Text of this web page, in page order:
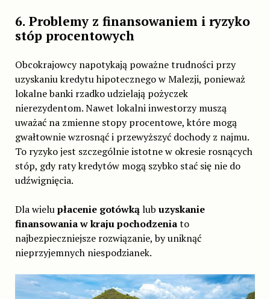
6. Problemy z finansowaniem i ryzyko
stóp procentowych
Obcokrajowcy napotykają poważne trudności przy
uzyskaniu kredytu hipotecznego w Malezji, ponieważ
lokalne banki rzadko udzielają pożyczek
nierezydentom. Nawet lokalni inwestorzy muszą
uważać na zmienne stopy procentowe, które mogą
gwałtownie wzrosnąć i przewyższyć dochody z najmu.
To ryzyko jest szczególnie istotne w okresie rosnących
stóp, gdy raty kredytów mogą szybko stać się nie do
udźwignięcia.
Dla wielupłacenie gotówkąlub uzyskanie
finansowania w kraju pochodzeniato
najbezpieczniejsze rozwiązanie, by uniknąć
nieprzyjemnych niespodzianek.